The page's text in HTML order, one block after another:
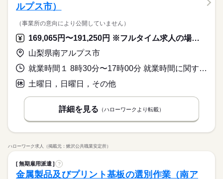
ルプス市）
（事業所の意向により公開していません）
169,065円〜191,250円 ※フルタイム求人の場合は月額（換算額）、パート求人の場合は時間額を表示しています。
山梨県南アルプス市
就業時間１ 8時30分〜17時00分 就業時間に関する特記事項 就業時間相談可
土曜日，日曜日，その他
詳細を見る （ハローワークより転載）
ハローワーク求人（掲載元：鰍沢公共職業安定所）
無期雇用派遣 ?
金属製品及びプリント基板の選別作業（南ア